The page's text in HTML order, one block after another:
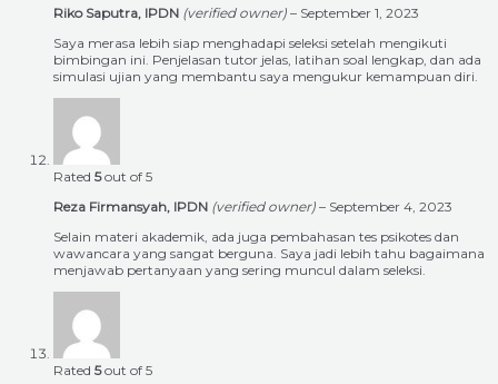
Riko Saputra, IPDN (verified owner) – September 1, 2023
Saya merasa lebih siap menghadapi seleksi setelah mengikuti
bimbingan ini. Penjelasan tutor jelas, latihan soal lengkap, dan ada
simulasi ujian yang membantu saya mengukur kemampuan diri.
Rated 5out of 5
Reza Firmansyah, IPDN (verified owner) – September 4, 2023
Selain materi akademik, ada juga pembahasan tes psikotes dan
wawancara yang sangat berguna. Saya jadi lebih tahu bagaimana
menjawab pertanyaan yang sering muncul dalam seleksi.
Rated 5out of 5